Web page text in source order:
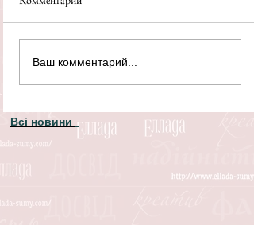
Ваш комментарий...
Всі новини